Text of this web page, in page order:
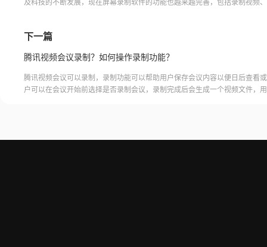
及科技的不断发展，现在屏幕录制软件的功能也越来越完善，包括录制视频
下一篇
腾讯视频会议录制？如何操作录制功能？
腾讯视频会议可以录制，录制功能可以帮助用户保存会议内容以便日后查看
户可以在会议开始前选择是否录制会议，录制完成后会生成一个视频文件，